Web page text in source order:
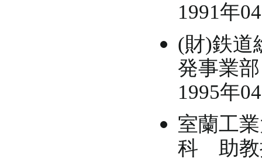
1991年
(財)鉄道
発事業
1995年
室蘭工
科 助教